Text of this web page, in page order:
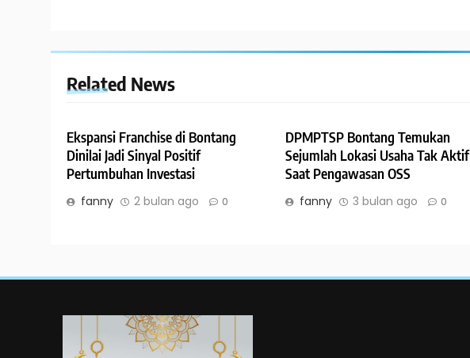
Related News
Ekspansi Franchise di Bontang
Dinilai Jadi Sinyal Positif
Pertumbuhan Investasi
fanny 2 bulan ago 0
DPMPTSP Bontang Temukan
Sejumlah Lokasi Usaha Tak Aktif
Saat Pengawasan OSS
fanny 3 bulan ago 0